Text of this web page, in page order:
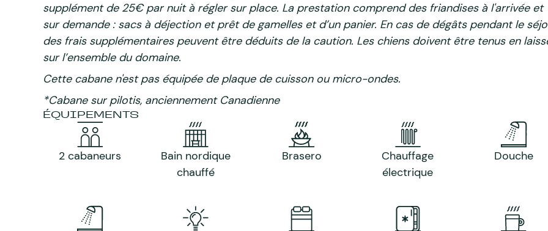
supplément de 25€ par nuit à régler sur place. La prestation comprend des friandises à l'arrivée et
sur demande : sacs à déjection et prêt de gamelles et d’un panier. En cas de dégâts pendant le
des frais supplémentaires peuvent être déduits de la caution. Les chiens doivent être tenus en
sur l’ensemble du domaine.
Cette cabane n'est pas équipée de plaque de cuisson ou micro-ondes.
*Cabane sur pilotis, anciennement Canadienne
ÉQUIPEMENTS
2 cabaneurs
Bain nordique
chauffé
Brasero
Chauffage
électrique
Douche